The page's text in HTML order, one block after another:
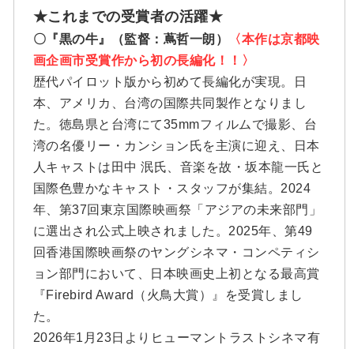
★これまでの受賞者の活躍★
〇『黒の牛』（監督：蔦哲一朗）
〈本作は京都映
画企画市受賞作から初の長編化！！〉
歴代パイロット版から初めて長編化が実現。日
本、アメリカ、台湾の国際共同製作となりまし
た。徳島県と台湾にて35mmフィルムで撮影、台
湾の名優リー・カンション氏を主演に迎え、日本
人キャストは田中 泯氏、音楽を故・坂本龍一氏と
国際色豊かなキャスト・スタッフが集結。2024
年、第37回東京国際映画祭「アジアの未来部門」
に選出され公式上映されました。2025年、第49
回香港国際映画祭のヤングシネマ・コンペティシ
ョン部門において、日本映画史上初となる最高賞
『Firebird Award（火鳥大賞）』を受賞しまし
た。
2026年1月23日よりヒューマントラストシネマ有